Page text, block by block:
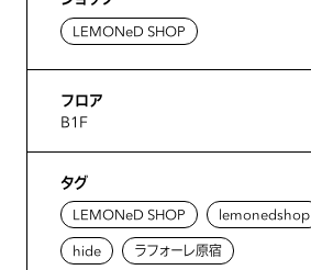
LEMONeD SHOP
フロア
B1F
タグ
LEMONeD SHOP lemonedshop
hide
ラフォーレ原宿